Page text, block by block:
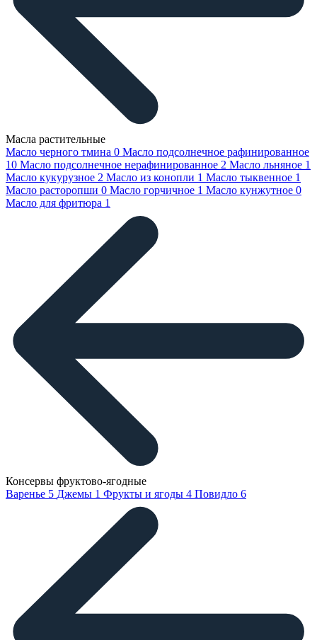
Масла растительные
Масло черного тмина 0 Масло подсолнечное рафинированное
10 Масло подсолнечное нерафинированное 2 Масло льняное 1
Масло кукурузное 2 Масло из конопли 1 Масло тыквенное 1
Масло расторопши 0 Масло горчичное 1 Масло кунжутное 0
Масло для фритюра 1
Консервы фруктово-ягодные
Варенье 5 Джемы 1 Фрукты и ягоды 4 Повидло 6